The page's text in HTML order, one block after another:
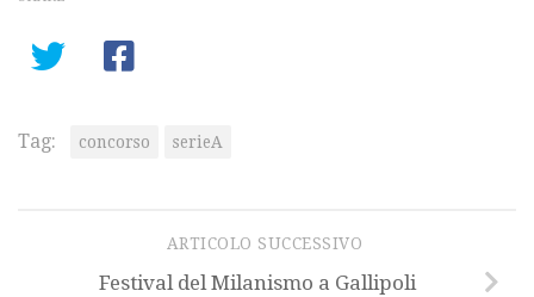
Tag: concorso serieA
ARTICOLO SUCCESSIVO
Festival del Milanismo a Gallipoli